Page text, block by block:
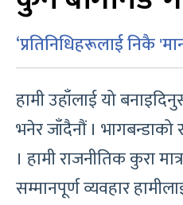
‘प्रतिनिधिहरूलाई निकै
हामी उहाँलाई यो
भनेर जाँदैनौं । भागबन्डाको
। हामी राजनीतिक कुरा
सम्मानपूर्ण व्यवहार